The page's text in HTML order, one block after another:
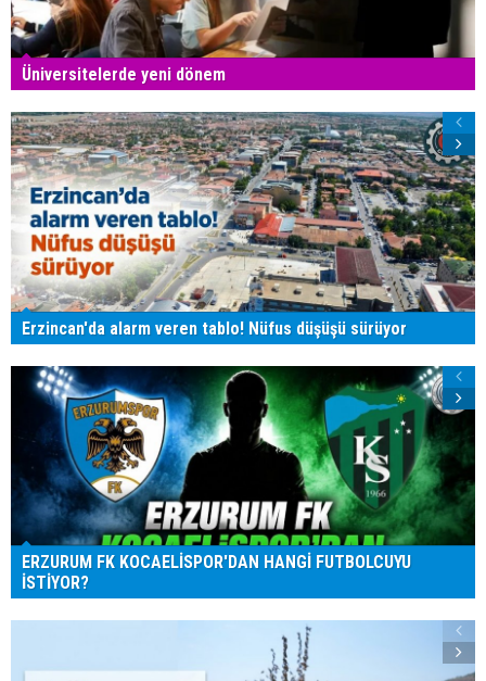
Üniversitelerde yeni dönem
Erzincan'da alarm veren tablo! Nüfus düşüşü sürüyor
ERZURUM FK KOCAELİSPOR'DAN HANGİ FUTBOLCUYU
İSTİYOR?